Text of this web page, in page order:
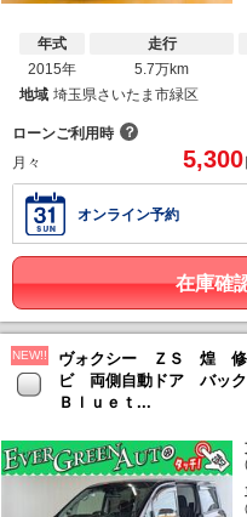
年式
2015年
走行
5.7万km
地域 埼玉県さいたま市緑区
ローンご利用時 ？
月々
5,300
オンライン予約
在庫確
NEW!!
ヴォクシー ＺＳ 煌 修
ビ 両側自動ドア バッ
Ｂｌｕｅｔ...